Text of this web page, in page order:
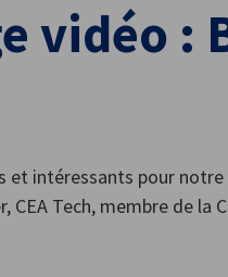
vidéo :
et intéressants pour notre
Tech, membre de la